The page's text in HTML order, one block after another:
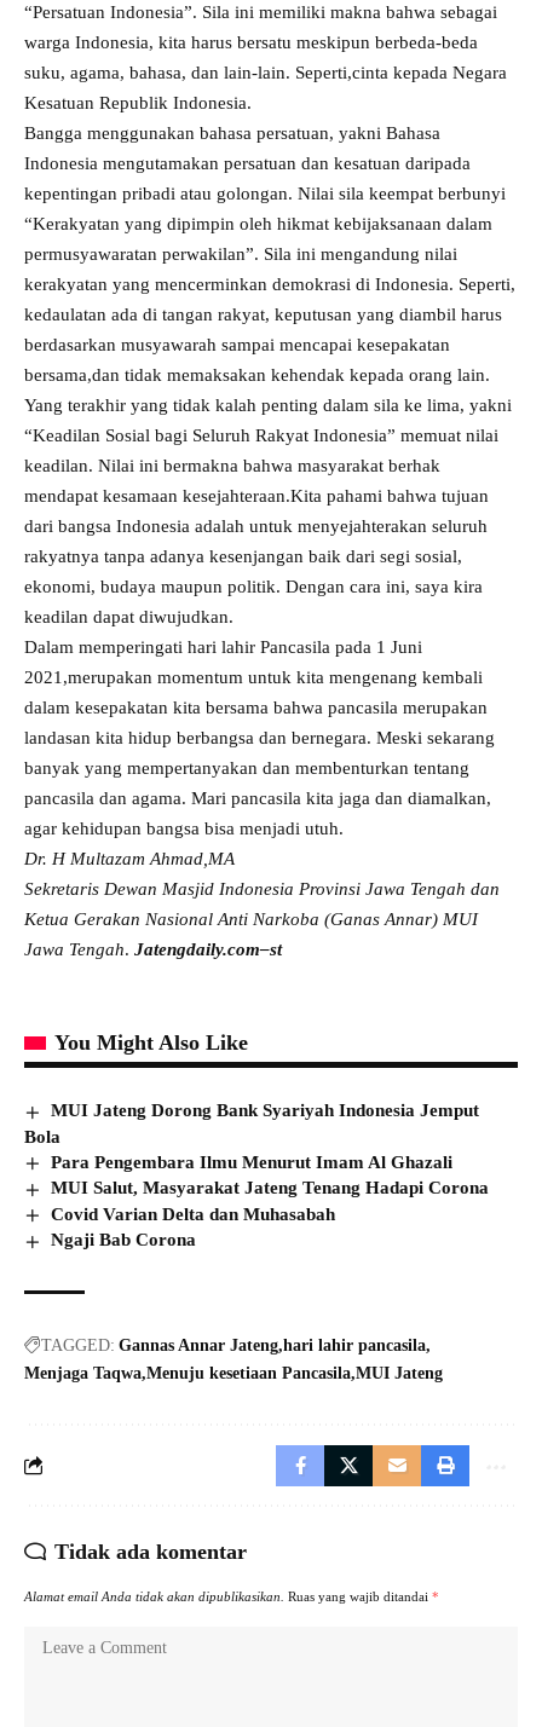
“Persatuan Indonesia”. Sila ini memiliki makna bahwa sebagai
warga Indonesia, kita harus bersatu meskipun berbeda-beda
suku, agama, bahasa, dan lain-lain. Seperti,cinta kepada Negara
Kesatuan Republik Indonesia.
Bangga menggunakan bahasa persatuan, yakni Bahasa
Indonesia mengutamakan persatuan dan kesatuan daripada
kepentingan pribadi atau golongan. Nilai sila keempat berbunyi
“Kerakyatan yang dipimpin oleh hikmat kebijaksanaan dalam
permusyawaratan perwakilan”. Sila ini mengandung nilai
kerakyatan yang mencerminkan demokrasi di Indonesia. Seperti,
kedaulatan ada di tangan rakyat, keputusan yang diambil harus
berdasarkan musyawarah sampai mencapai kesepakatan
bersama,dan tidak memaksakan kehendak kepada orang lain.
Yang terakhir yang tidak kalah penting dalam sila ke lima, yakni
“Keadilan Sosial bagi Seluruh Rakyat Indonesia” memuat nilai
keadilan. Nilai ini bermakna bahwa masyarakat berhak
mendapat kesamaan kesejahteraan.Kita pahami bahwa tujuan
dari bangsa Indonesia adalah untuk menyejahterakan seluruh
rakyatnya tanpa adanya kesenjangan baik dari segi sosial,
ekonomi, budaya maupun politik. Dengan cara ini, saya kira
keadilan dapat diwujudkan.
Dalam memperingati hari lahir Pancasila pada 1 Juni
2021,merupakan momentum untuk kita mengenang kembali
dalam kesepakatan kita bersama bahwa pancasila merupakan
landasan kita hidup berbangsa dan bernegara. Meski sekarang
banyak yang mempertanyakan dan membenturkan tentang
pancasila dan agama. Mari pancasila kita jaga dan diamalkan,
agar kehidupan bangsa bisa menjadi utuh.
Dr. H Multazam Ahmad,MA
Sekretaris Dewan Masjid Indonesia Provinsi Jawa Tengah dan
Ketua Gerakan Nasional Anti Narkoba (Ganas Annar) MUI
Jawa Tengah. Jatengdaily.com–st
You Might Also Like
MUI Jateng Dorong Bank Syariyah Indonesia Jemput
Bola
Para Pengembara Ilmu Menurut Imam Al Ghazali
MUI Salut, Masyarakat Jateng Tenang Hadapi Corona
Covid Varian Delta dan Muhasabah
Ngaji Bab Corona
TAGGED: Gannas Annar Jateng hari lahir pancasila
Menjaga Taqwa Menuju kesetiaan Pancasila MUI Jateng
Tidak ada komentar
Alamat email Anda tidak akan dipublikasikan. Ruas yang wajib ditandai *